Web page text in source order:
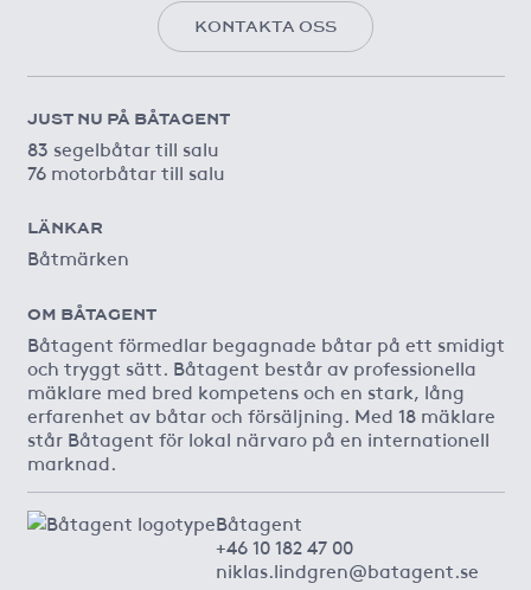
KONTAKTA OSS
JUST NU PÅ BÅTAGENT
83 segelbåtar till salu
76 motorbåtar till salu
LÄNKAR
Båtmärken
OM BÅTAGENT
Båtagent förmedlar begagnade båtar på ett smidigt
och tryggt sätt. Båtagent består av professionella
mäklare med bred kompetens och en stark, lång
erfarenhet av båtar och försäljning. Med 18 mäklare
står Båtagent för lokal närvaro på en internationell
marknad.
Båtagent
+46 10 182 47 00
niklas.lindgren@batagent.se